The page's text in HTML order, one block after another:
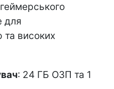
для
та високих
: 24 ГБ ОЗП та 1